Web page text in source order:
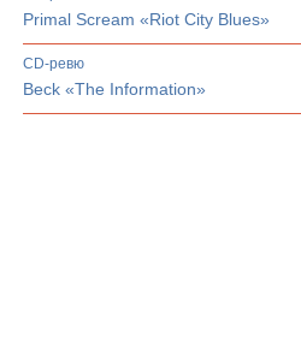
Primal Scream «Riot City Blues»
CD-ревю
Beck «The Information»